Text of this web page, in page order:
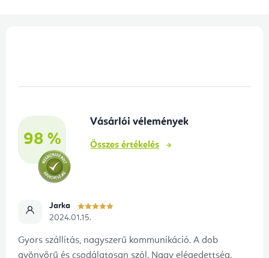
98 %
Vásárlói vélemények
Összes értékelés
Jarka
2024.01.15.
Gyors szállítás, nagyszerű kommunikáció. A dob
gyönyörű és csodálatosan szól. Nagy elégedettség.